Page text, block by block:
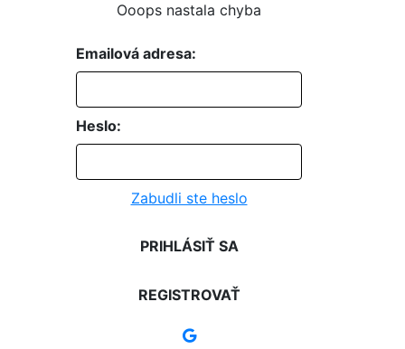
Ooops nastala chyba
Emailová adresa:
Heslo:
Zabudli ste heslo
PRIHLÁSIŤ SA
REGISTROVAŤ